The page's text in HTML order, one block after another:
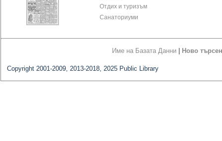
Отдих и туризъм
Санаториуми
Име на Базата Данни Ново
Copyright 2001-2009, 2013-2018, 2025 Public Library